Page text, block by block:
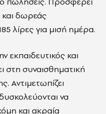
δωρεάς
λίρες για μισή ημέρα.
εκπαιδευτικός και
στη συναισθηματική
Αντιμετωπίζει
να
και ακραία